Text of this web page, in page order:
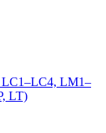
LC1–LC4, LM1–
LT)